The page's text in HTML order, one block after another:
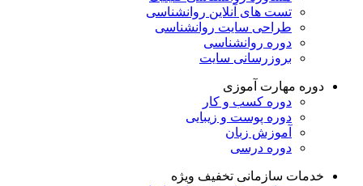
تست های آنلاین روانشناسی
طراحی سایت روانشناسی
دوره روانشناسی
بروزرسانی سایت
دوره مهارت آموزی
دوره کسب و کار
دوره پوست و زیبایی
آموزش زبان
دوره درسی
خدمات سازمانی تخفیف ویژه